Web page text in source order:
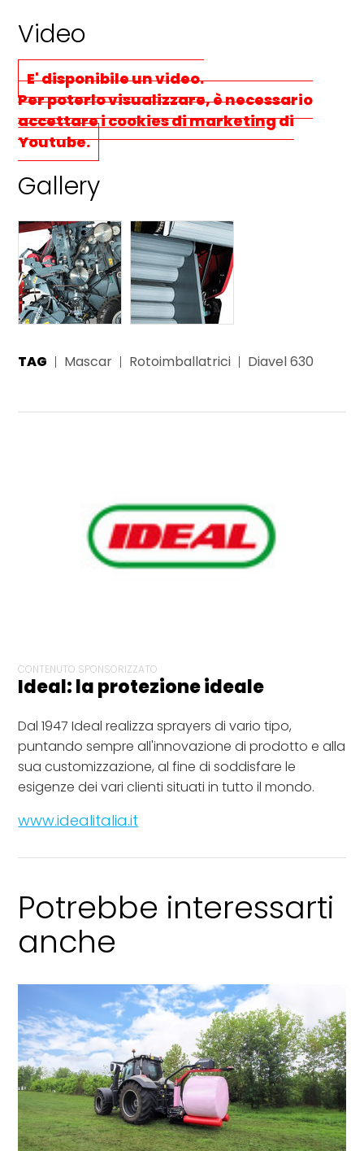
Video
E' disponibile un video.
Per poterlo visualizzare, è necessario
accettare i cookies di marketingdi
Youtube.
Gallery
TAG Mascar Rotoimballatrici Diavel 630
CONTENUTO SPONSORIZZATO
Ideal: la protezione ideale
Dal 1947 Ideal realizza sprayers di vario tipo,
puntando sempre all'innovazione di prodotto e alla
sua customizzazione, al fine di soddisfare le
esigenze dei vari clienti situati in tutto il mondo.
www.idealitalia.it
Potrebbe interessarti
anche